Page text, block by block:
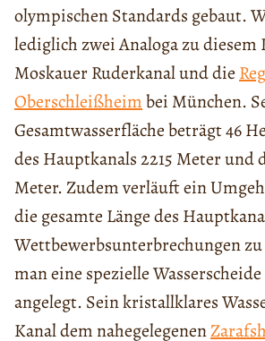
olympischen Standards gebaut.
lediglich zwei Analoga zu diesem
Moskauer Ruderkanal und die
Oberschleißheimbei München.
Gesamtwasserfläche beträgt 46
des Hauptkanals 2215 Meter und
Meter. Zudem verläuft ein
die gesamte Länge des
Wettbewerbsunterbrechungen
man eine spezielle
angelegt. Sein kristallklares
Kanal dem nahegelegenen